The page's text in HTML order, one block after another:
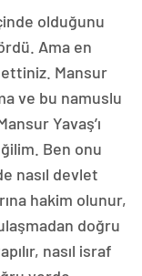
olduğunu
Ama en
Mansur
ve bu namuslu
Yavaş’ı
Ben onu
nasıl devlet
hakim olunur,
doğru
nasıl israf